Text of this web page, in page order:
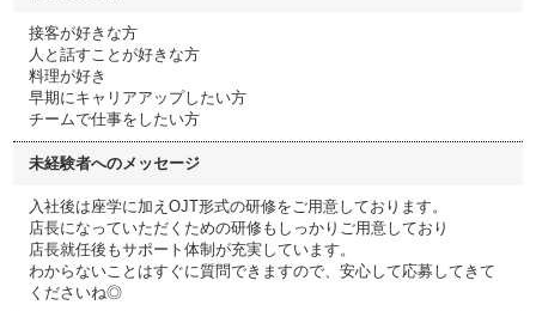
接客が好きな方
人と話すことが好きな方
料理が好き
早期にキャリアアップしたい方
チームで仕事をしたい方
未経験者へのメッセージ
入社後は座学に加えOJT形式の研修をご用意しております。
店長になっていただくための研修もしっかりご用意しており
店長就任後もサポート体制が充実しています。
わからないことはすぐに質問できますので、安心して応募してきて
くださいね◎